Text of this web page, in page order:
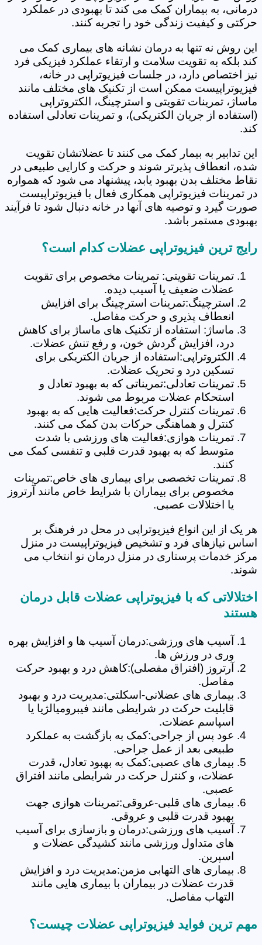
درمانی، به بیماران کمک می کند تا بهبودی در عملکرد
حرکتی و کیفیت زندگی خود را تجربه کنند.
این روش نه تنها به درمان نشانه های بیماری کمک می
کند بلکه به تقویت سلامت و ارتقاء عملکرد فیزیکی فرد
نیز اختصاص دارد، در جلسات فیزیوتراپی در خانه،
فیزیوتراپیست ممکن است از تکنیک های مختلف مانند
ماساژ، تمرینات تقویتی و استرچینگ، الکتروتراپی
(استفاده از جریان الکتریکی)، و تمرینات تعادلی استفاده
کند.
این تدابیر به بیمار کمک می کنند تا عضلاتشان تقویت
شده، انعطاف پذیرتر شوند و حرکت و کارایی طبیعی در
نقاط مختلف بدن بهبود یابد، پیشنهاد می شود که همواره
در تمرینات فیزیوتراپی همکاری فعال با فیزیوتراپیست
صورت گیرد و توصیه های آنها در خانه دنبال شود تا فرآیند
بهبودی مستمر باشد.
رایج ترین فیزیوتراپی عضلات کدام است؟
تمرینات تقویتی: تمرینات مخصوص برای تقویت
عضلات ضعیف یا آسیب دیده.
استرچینگ:تمرینات استرچینگ برای افزایش
انعطاف پذیری و حرکت مفاصل.
ماساژ: استفاده از تکنیک های ماساژ برای کاهش
درد، افزایش گردش خون، و رفع تنش عضلات.
الکتروتراپی:استفاده از جریان الکتریکی برای
تسکین درد و تحریک عضلات.
تمرینات تعادلی:تمریناتی که به بهبود تعادل و
استحکام عضلات مربوط می شوند.
تمرینات کنترل حرکت:فعالیت هایی که به بهبود
کنترل و هماهنگی حرکات بدن کمک می کنند.
تمرینات هوازی:فعالیت های ورزشی با شدت
متوسط که به بهبود قدرت قلبی و تنفسی کمک می
کنند.
تمرینات تخصصی برای بیماری های خاص:تمرینات
مخصوص برای بیماران با شرایط خاص مانند آرتروز
یا اختلالات عصبی.
هر یک از این انواع فیزیوتراپی در محل در فرهنگ بر
اساس نیازهای فرد و تشخیص فیزیوتراپیست در منزل
مرکز خدمات پرستاری در منزل درمان نو انتخاب می
شوند.
اختلالاتی که با فیزیوتراپی عضلات قابل درمان
هستند
آسیب های ورزشی:درمان آسیب ها و افزایش بهره
وری در ورزش ها.
آرتروز (افتراق مفصلی):کاهش درد و بهبود حرکت
مفاصل.
بیماری های عضلانی-اسکلتی:مدیریت درد و بهبود
قابلیت حرکت در شرایطی مانند فیبرومیالژیا یا
اسپاسم عضلات.
عود پس از جراحی:کمک به بازگشت به عملکرد
طبیعی بعد از عمل جراحی.
بیماری های عصبی:کمک به بهبود تعادل، قدرت
عضلات، و کنترل حرکت در شرایطی مانند افتراق
عصبی.
بیماری های قلبی-عروقی:تمرینات هوازی جهت
بهبود قدرت قلبی و عروقی.
آسیب های ورزشی:درمان و بازسازی برای آسیب
های متداول ورزشی مانند کشیدگی عضلات و
اسپرین.
بیماری های التهابی مزمن:مدیریت درد و افزایش
قدرت عضلات در بیماران با بیماری هایی مانند
التهاب مفاصل.
مهم ترین فواید فیزیوتراپی عضلات چیست؟